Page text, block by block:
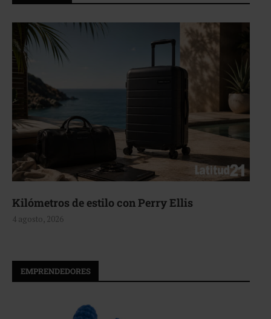
Aerie, texturas que fluyen
4 agosto, 2026
EMPRENDEDORES